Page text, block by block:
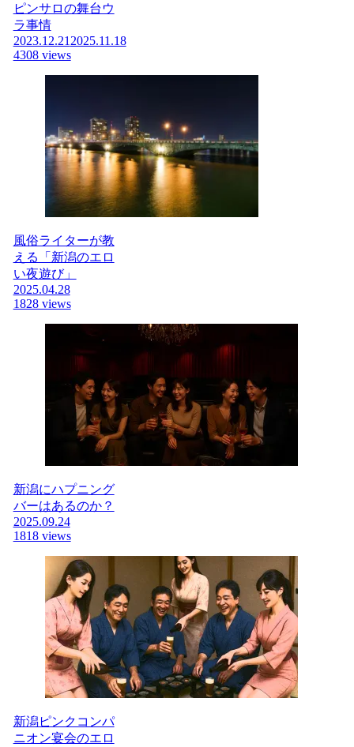
ピンサロの舞台ウ
ラ事情
2023.12.21 2025.11.18
4308 views
風俗ライターが教
える「新潟のエロ
い夜遊び」
2025.04.28
1828 views
新潟にハプニング
バーはあるのか？
2025.09.24
1818 views
新潟ピンクコンパ
ニオン宴会のエロ